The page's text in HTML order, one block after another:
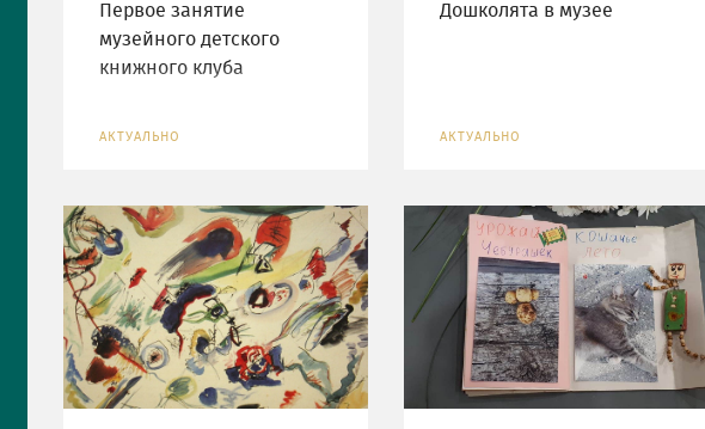
Первое занятие
музейного детского
книжного клуба
АКТУАЛЬНО
Дошколята в музее
АКТУАЛЬНО